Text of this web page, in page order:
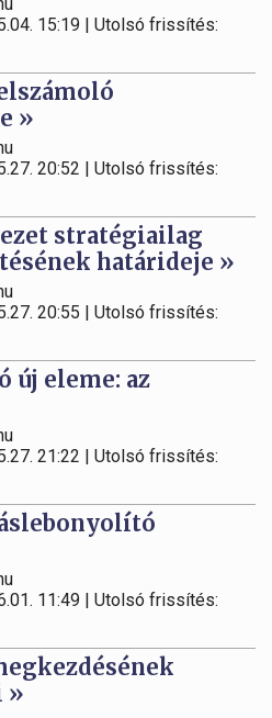
15:19 | Utolsó frissítés:
»
20:52 | Utolsó frissítés:
stratégiailag
határideje »
20:55 | Utolsó frissítés:
új eleme: az
21:22 | Utolsó frissítés:
11:49 | Utolsó frissítés:
»